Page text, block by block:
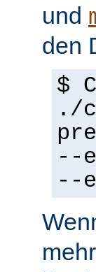
und
den
$
./
--
--